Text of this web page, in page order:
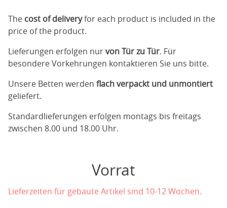
The cost of deliveryfor each product is included in the
price of the product.
Lieferungen erfolgen nurvon Tür zu Tür. Für
besondere Vorkehrungen kontaktieren Sie uns bitte.
Unsere Betten werden flach verpackt und unmontiert
geliefert.
Standardlieferungen erfolgen montags bis freitags
zwischen 8.00 und 18.00 Uhr.
Vorrat
Lieferzeiten für gebaute Artikel sind 10-12 Wochen.